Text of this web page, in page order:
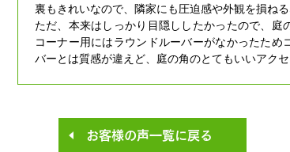
裏もきれいなので、隣家にも圧迫感や外観を損ね
ただ、本来はしっかり目隠ししたかったので、庭
コーナー用にはラウンドルーバーがなかったた
バーとは質感が違えど、庭の角のとてもいいアクセ
お客様の声一覧に戻る